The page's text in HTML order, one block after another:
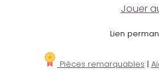
Jouer
Lien
Pièces remarquables |